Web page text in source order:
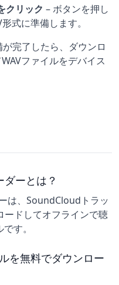
クリック –ボタンを押し
式に準備します。
が完了したら、ダウンロ
ファイルをデバイス
ーとは？
は、SoundCloudトラッ
ードしてオフラインで聴
す。
を無料でダウンロー